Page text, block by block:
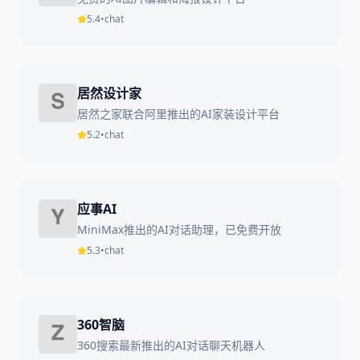
5.4•chat
居然设计家
居然之家联合阿里推出的AI家装设计平台
5.2•chat
应事AI
MiniMax推出的AI对话助理，已免费开放
5.3•chat
360智脑
360搜索最新推出的AI对话聊天机器人